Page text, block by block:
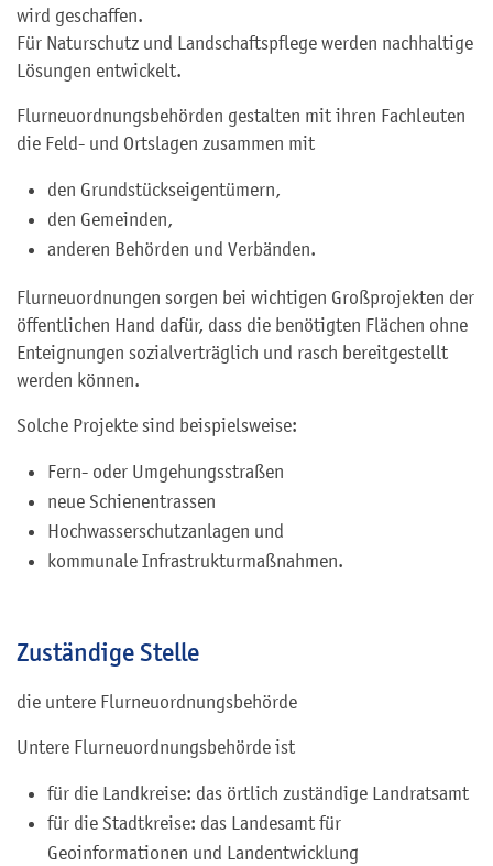
wird geschaffen.
Für Naturschutz und Landschaftspflege werden nachhaltige
Lösungen entwickelt.
Flurneuordnungsbehörden gestalten mit ihren Fachleuten
die Feld- und Ortslagen zusammen mit
den Grundstückseigentümern,
den Gemeinden,
anderen Behörden und Verbänden.
Flurneuordnungen sorgen bei wichtigen Großprojekten der
öffentlichen Hand dafür, dass die benötigten Flächen ohne
Enteignungen sozialverträglich und rasch bereitgestellt
werden können.
Solche Projekte sind beispielsweise:
Fern- oder Umgehungsstraßen
neue Schienentrassen
Hochwasserschutzanlagen und
kommunale Infrastrukturmaßnahmen.
Zuständige Stelle
die untere Flurneuordnungsbehörde
Untere Flurneuordnungsbehörde ist
für die Landkreise: das örtlich zuständige Landratsamt
für die Stadtkreise: das Landesamt für
Geoinformationen und Landentwicklung